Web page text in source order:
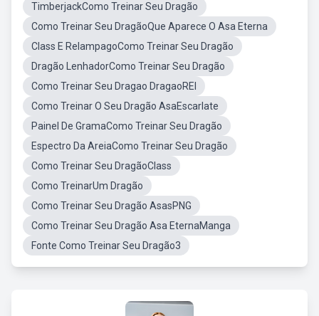
TimberjackComo Treinar Seu Dragão
Como Treinar Seu DragãoQue Aparece O Asa Eterna
Class E RelampagoComo Treinar Seu Dragão
Dragão LenhadorComo Treinar Seu Dragão
Como Treinar Seu Dragao DragaoREI
Como Treinar O Seu Dragão AsaEscarlate
Painel De GramaComo Treinar Seu Dragão
Espectro Da AreiaComo Treinar Seu Dragão
Como Treinar Seu DragãoClass
Como TreinarUm Dragão
Como Treinar Seu Dragão AsasPNG
Como Treinar Seu Dragão Asa EternaManga
Fonte Como Treinar Seu Dragão3